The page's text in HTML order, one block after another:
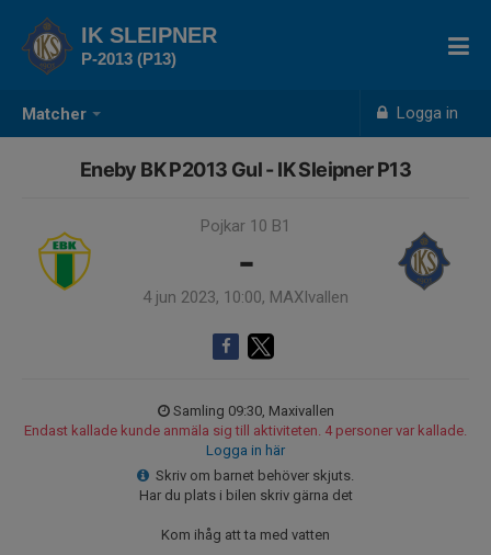
Matcher Logga in
IK SLEIPNER
P-2013 (P13)
Eneby BK P2013 Gul - IK Sleipner P13
Pojkar 10 B1
-
4 jun 2023, 10:00, MAXIvallen
Samling 09:30, Maxivallen
Endast kallade kunde anmäla sig till aktiviteten. 4 personer var kallade.
Logga in här
Skriv om barnet behöver skjuts.
Har du plats i bilen skriv gärna det
Kom ihåg att ta med vatten